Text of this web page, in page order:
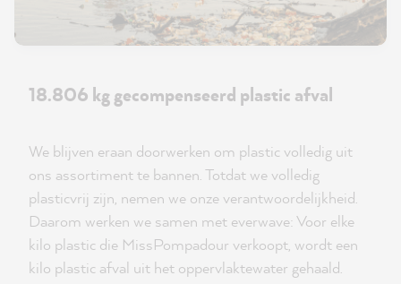
18.806 kg gecompenseerd plastic afval
We blijven eraan doorwerken om plastic volledig uit
ons assortiment te bannen. Totdat we volledig
plasticvrij zijn, nemen we onze verantwoordelijkheid.
Daarom werken we samen met everwave: Voor elke
kilo plastic die MissPompadour verkoopt, wordt een
kilo plastic afval uit het oppervlaktewater gehaald.